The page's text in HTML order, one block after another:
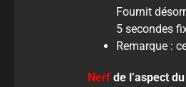
Fournit
5 secondes
Remarque :
Nerfde l’aspect